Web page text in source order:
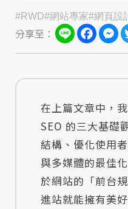
#RWD#網站專家#網頁設
分享至： Line
在上篇文章中，
SEO 的三大基礎
結構、優化使用
與多媒體的最佳
於網站的「前台
進站就能擁有美